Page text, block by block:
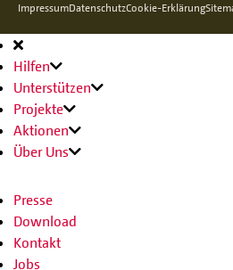
ImpressumDatenschutzCookie-Erklärung
Hauptnavigation
Hilfen
Unterstützen
Projekte
Aktionen
Über Uns
Presse
Download
Kontakt
Jobs